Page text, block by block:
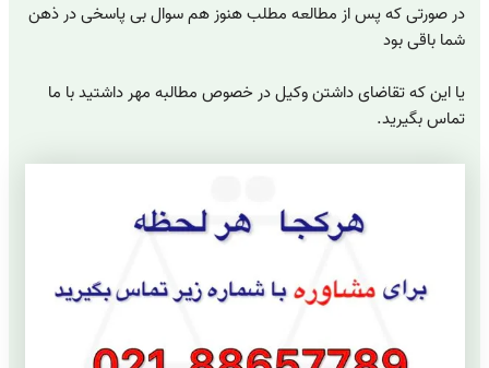
در صورتی که پس از مطالعه مطلب هنوز هم سوال بی پاسخی در ذهن
شما باقی بود
یا این که تقاضای داشتن وکیل در خصوص مطالبه مهر داشتید با ما
تماس بگیرید.